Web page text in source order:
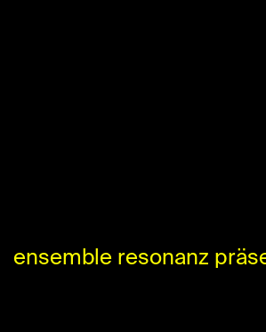
ensemble resonanz